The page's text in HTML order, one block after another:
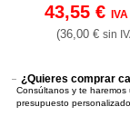
43,55 €
(36,00 € sin
¿Quieres comprar
Consúltanos y te haremos
presupuesto personalizado.